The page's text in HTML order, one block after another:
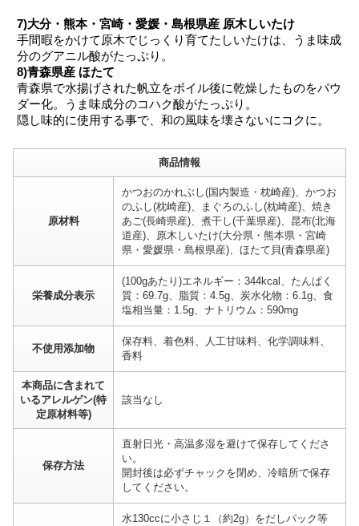
7)大分・熊本・宮崎・愛媛・島根県産 原木しいたけ
手間暇をかけて原木でじっくり育てたしいたけは、うま味成
分のグアニル酸がたっぷり。
8)青森県産 ほたて
青森県で水揚げされた帆立をボイル後に乾燥したものをパウ
ダー化。うま味成分のコハク酸がたっぷり。
隠し味的に使用する事で、和の風味を壊さないにコクに。
商品情報
原材料
かつおのかれぶし(国内製造・枕崎産)、かつお
のふし(枕崎産)、まぐろのふし(枕崎産)、焼き
あご(長崎県産)、煮干し(千葉県産)、昆布(北海
道産)、原木しいたけ(大分県・熊本県・宮崎
県・愛媛県・島根県産)、ほたて貝(青森県産)
栄養成分表示
(100gあたり)エネルギー：344kcal、たんぱく
質：69.7g、脂質：4.5g、炭水化物：6.1g、食
塩相当量：1.5g、ナトリウム：590mg
不使用添加物
保存料、着色料、人工甘味料、化学調味料、
香料
本商品に含まれて
いるアレルゲン(特
定原材料等)
該当なし
保存方法
直射日光・高温多湿を避けて保存してくださ
い。
開封後は必ずチャックを閉め、冷暗所で保存
してください。
水130ccに小さじ１（約2g）をだしパック等